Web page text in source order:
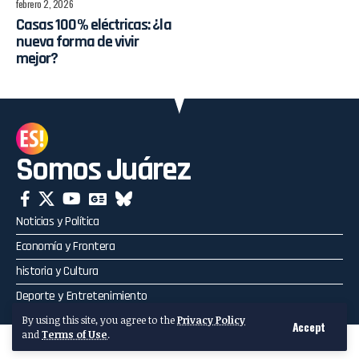
By using this site, you agree to thePrivacy Policy
andTerms of Use. Accept
febrero 2, 2026
Casas 100% eléctricas: ¿la
nueva forma de vivir
mejor?
Somos Juárez
Noticias y Política
Economía y Frontera
historia y Cultura
Deporte y Entretenimiento